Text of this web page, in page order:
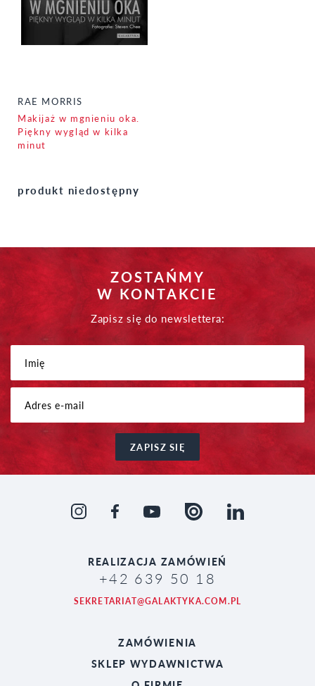
RAE MORRIS
Makijaż w mgnieniu oka.
Piękny wygląd w kilka
minut
produkt niedostępny
ZOSTAŃMY
W KONTAKCIE
Zapisz się do newslettera:
ZAPISZ SIĘ
REALIZACJA ZAMÓWIEŃ
+42 639 50 18
SEKRETARIAT@GALAKTYKA.COM.PL
ZAMÓWIENIA
SKLEP WYDAWNICTWA